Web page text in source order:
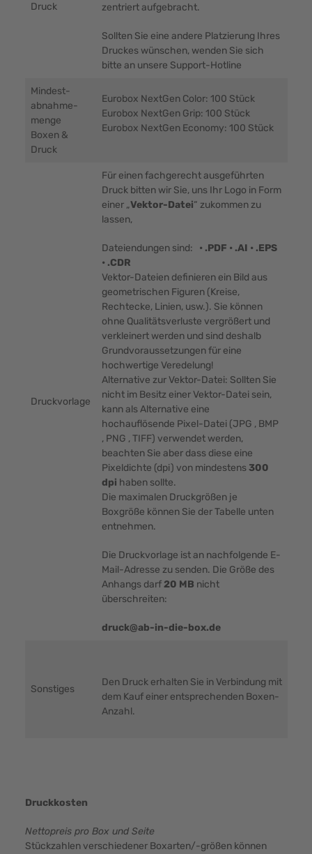
Druck zentriert aufgebracht.
Sollten Sie eine andere Platzierung Ihres
Druckes wünschen, wenden Sie sich
bitte an unsere Support-Hotline
Mindest-
abnahme-
menge
Boxen &
Druck
Eurobox NextGen Color: 100 Stück
Eurobox NextGen Grip: 100 Stück
Eurobox NextGen Economy: 100 Stück
Druckvorlage
Für einen fachgerecht ausgeführten
Druck bitten wir Sie, uns Ihr Logo in Form
einer „Vektor-Datei“ zukommen zu
lassen,
Dateiendungen sind: • .PDF • .AI • .EPS
• .CDR
Vektor-Dateien definieren ein Bild aus
geometrischen Figuren (Kreise,
Rechtecke, Linien, usw.). Sie können
ohne Qualitätsverluste vergrößert und
verkleinert werden und sind deshalb
Grundvoraussetzungen für eine
hochwertige Veredelung!
Alternative zur Vektor-Datei: Sollten Sie
nicht im Besitz einer Vektor-Datei sein,
kann als Alternative eine
hochauflösende Pixel-Datei (JPG , BMP
, PNG , TIFF) verwendet werden,
beachten Sie aber dass diese eine
Pixeldichte (dpi) von mindestens300
dpi haben sollte.
Die maximalen Druckgrößen je
Boxgröße können Sie der Tabelle unten
entnehmen.
Die Druckvorlage ist an nachfolgende E-
Mail-Adresse zu senden. Die Größe des
Anhangs darf20 MB nicht
überschreiten:
druck@ab-in-die-box.de
Sonstiges
Den Druck erhalten Sie in Verbindung mit
dem Kauf einer entsprechenden Boxen-
Anzahl.
Druckkosten
Nettopreis pro Box und Seite
Stückzahlen verschiedener Boxarten/-größen können